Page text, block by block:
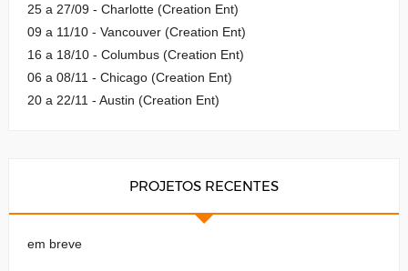
25 a 27/09 - Charlotte (Creation Ent)
09 a 11/10 - Vancouver (Creation Ent)
16 a 18/10 - Columbus (Creation Ent)
06 a 08/11 - Chicago (Creation Ent)
20 a 22/11 - Austin (Creation Ent)
PROJETOS RECENTES
em breve